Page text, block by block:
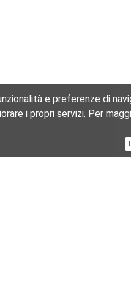
e preferenze di
i propri servizi. Per